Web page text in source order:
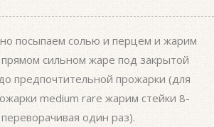
посыпаем солью и перцем и жарим
прямом сильном жаре под закрытой
предпочтительной прожарки (для
medium rare жарим стейки 8-
один раз).